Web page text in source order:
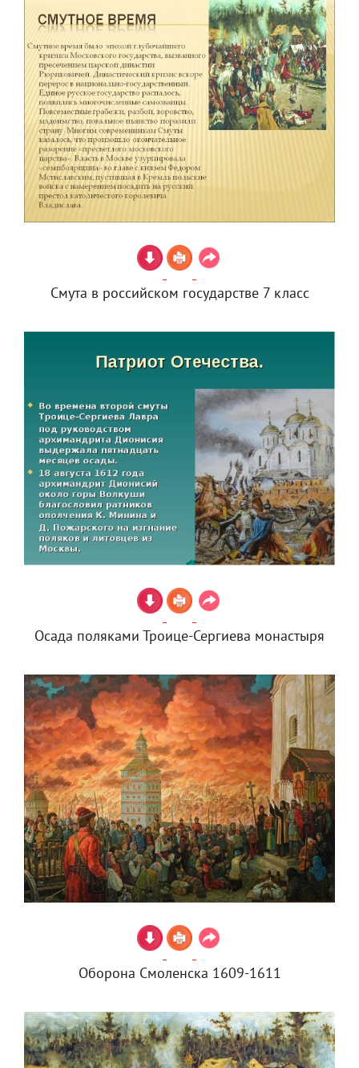
Смута в российском государстве 7 класс
Осада поляками Троице-Сергиева монастыря
Оборона Смоленска 1609-1611